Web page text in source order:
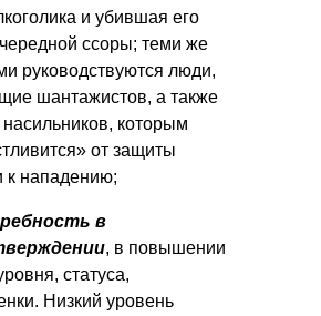
и убившая его
ссоры; теми же
руководствуются люди,
шантажистов, а также
которым
от защиты
к нападению;
в
, в повышении
статуса,
Низкий уровень